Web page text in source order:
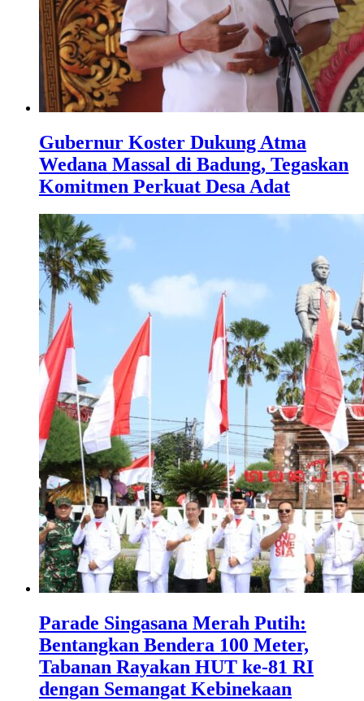
Gubernur Koster Dukung Atma
Wedana Massal di Badung, Tegaskan
Komitmen Perkuat Desa Adat
Parade Singasana Merah Putih:
Bentangkan Bendera 100 Meter,
Tabanan Rayakan HUT ke-81 RI
dengan Semangat Kebinekaan